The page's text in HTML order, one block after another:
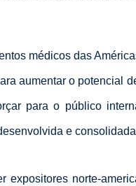
médicos das
aumentar o potencial
para o público
e
expositores norte-